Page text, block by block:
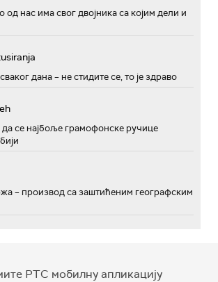
од нас има свог двојника са којим дели и
дана – не стидите се, то је здраво
се најбоље грамофонске ручице
– производ са заштићеним географским
РТС мобилну апликацију